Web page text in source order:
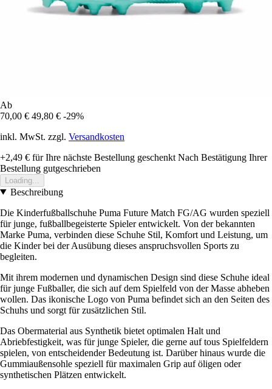
Ab
70,00 € 49,80 € -29%
inkl. MwSt. zzgl. Versandkosten
+2,49 € für Ihre nächste Bestellung geschenkt Nach Bestätigung Ihrer
Bestellung gutgeschrieben
Loading...
Beschreibung
Die Kinderfußballschuhe Puma Future Match FG/AG wurden speziell
für junge, fußballbegeisterte Spieler entwickelt. Von der bekannten
Marke Puma, verbinden diese Schuhe Stil, Komfort und Leistung, um
die Kinder bei der Ausübung dieses anspruchsvollen Sports zu
begleiten.
Mit ihrem modernen und dynamischen Design sind diese Schuhe ideal
für junge Fußballer, die sich auf dem Spielfeld von der Masse abheben
wollen. Das ikonische Logo von Puma befindet sich an den Seiten des
Schuhs und sorgt für zusätzlichen Stil.
Das Obermaterial aus Synthetik bietet optimalen Halt und
Abriebfestigkeit, was für junge Spieler, die gerne auf tous Spielfeldern
spielen, von entscheidender Bedeutung ist. Darüber hinaus wurde die
Gummiaußensohle speziell für maximalen Grip auf öligen oder
synthetischen Plätzen entwickelt.